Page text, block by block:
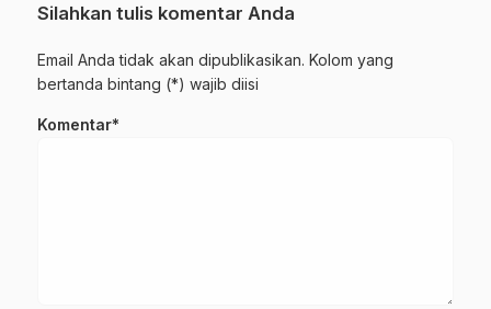
Silahkan tulis komentar Anda
Email Anda tidak akan dipublikasikan. Kolom yang
bertanda bintang (*) wajib diisi
Komentar*